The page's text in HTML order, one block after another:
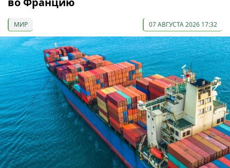
МИР 07 АВГУСТА 2026 17:32